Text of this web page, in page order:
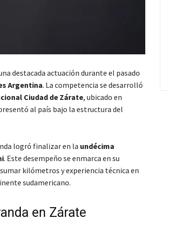
destacada actuación durante el pasado
Argentina. La competencia se desarrolló
Ciudad de Zárate, ubicado en
al país bajo la estructura del
logró finalizar en la undécima
. Este desempeño se enmarca en su
kilómetros y experiencia técnica en
sudamericano.
en Zárate